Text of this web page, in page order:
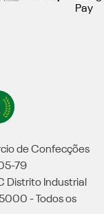
de Confecções
79
Distrito Industrial
- Todos os